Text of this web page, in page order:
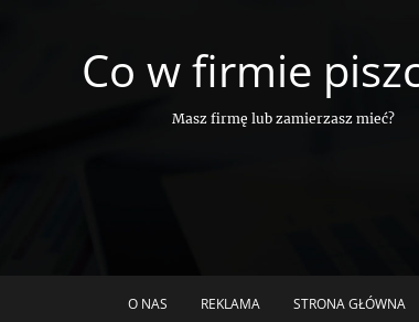
Co w firmie
Masz firmę lub zamierzasz mieć?
O NAS REKLAMA STRONA GŁÓWNA